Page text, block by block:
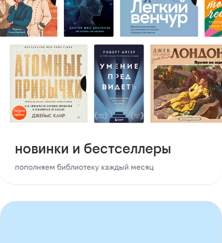
новинки и бестселлеры
пополняем библиотеку каждый месяц